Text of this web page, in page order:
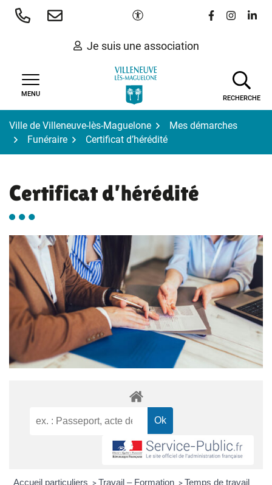
Aller
Paramètres d'accessibilité
Lien vers le
Lien vers
Lien
Je suis une association
MENU
RECHERCHE
Ville de Villeneuve-lès-Maguelone
Mes démarches
Funéraire
Certificat d’hérédité
Certificat d’hérédité
Accueil particuliers > Travail – Formation > Temps de travail